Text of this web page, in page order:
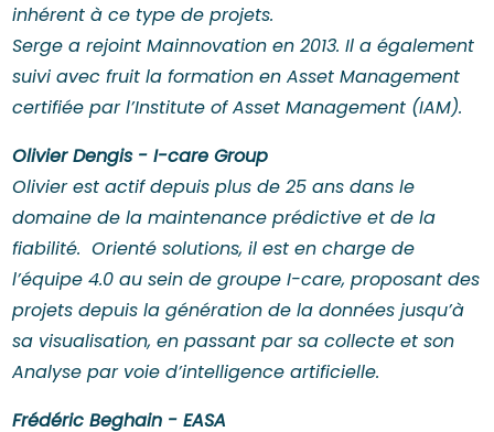
inhérent à ce type de projets.
Serge a rejoint Mainnovation en 2013. Il a également
suivi avec fruit la formation en Asset Management
certifiée par l’Institute of Asset Management (IAM).
Olivier Dengis - I-care Group
Olivier est actif depuis plus de 25 ans dans le
domaine de la maintenance prédictive et de la
fiabilité. Orienté solutions, il est en charge de
l’équipe 4.0 au sein de groupe I-care, proposant des
projets depuis la génération de la données jusqu’à
sa visualisation, en passant par sa collecte et son
Analyse par voie d’intelligence artificielle.
Frédéric Beghain - EASA